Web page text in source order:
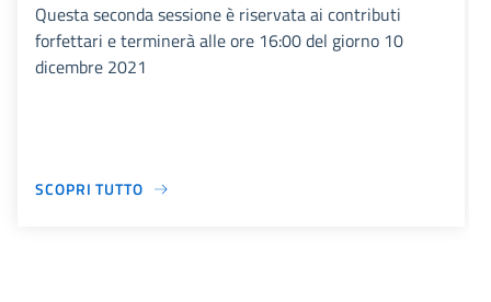
Questa seconda sessione è riservata ai contributi
forfettari e terminerà alle ore 16:00 del giorno 10
dicembre 2021
SCOPRI TUTTO